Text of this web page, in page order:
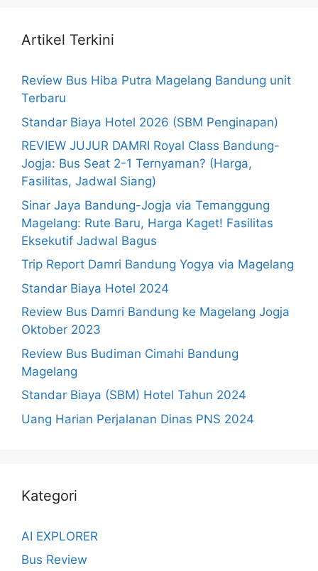
Artikel Terkini
Review Bus Hiba Putra Magelang Bandung unit
Terbaru
Standar Biaya Hotel 2026 (SBM Penginapan)
REVIEW JUJUR DAMRI Royal Class Bandung-
Jogja: Bus Seat 2-1 Ternyaman? (Harga,
Fasilitas, Jadwal Siang)
Sinar Jaya Bandung-Jogja via Temanggung
Magelang: Rute Baru, Harga Kaget! Fasilitas
Eksekutif Jadwal Bagus
Trip Report Damri Bandung Yogya via Magelang
Standar Biaya Hotel 2024
Review Bus Damri Bandung ke Magelang Jogja
Oktober 2023
Review Bus Budiman Cimahi Bandung
Magelang
Standar Biaya (SBM) Hotel Tahun 2024
Uang Harian Perjalanan Dinas PNS 2024
Kategori
AI EXPLORER
Bus Review